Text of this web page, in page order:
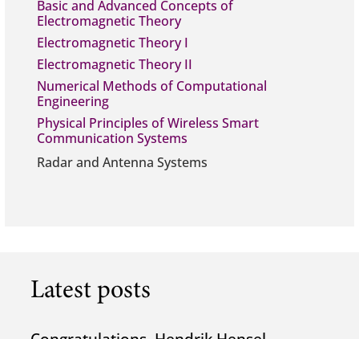
Basic and Advanced Concepts of
Electromagnetic Theory
Electromagnetic Theory I
Electromagnetic Theory II
Numerical Methods of Computational
Engineering
Physical Principles of Wireless Smart
Communication Systems
Radar and Antenna Systems
Latest posts